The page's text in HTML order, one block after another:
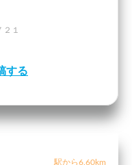
１
する
駅から6.60km